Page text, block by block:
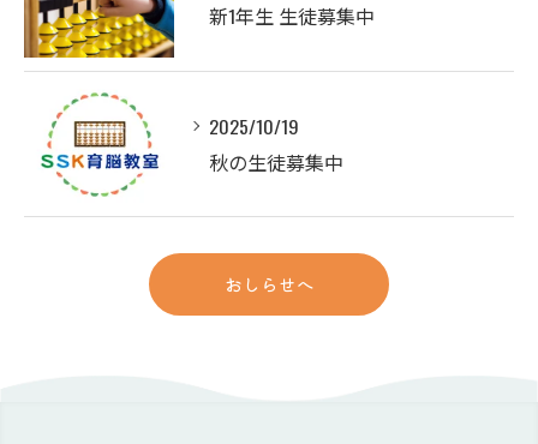
新1年生 生徒募集中
2025/10/19
秋の生徒募集中
おしらせへ